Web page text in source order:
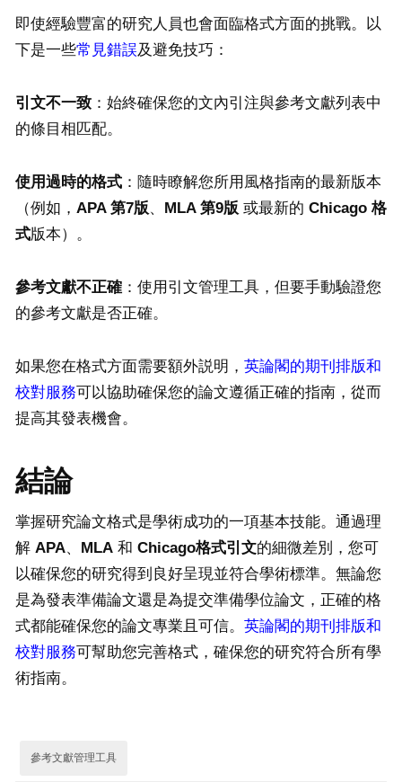
即使經驗豐富的研究人員也會面臨格式方面的挑戰。以
下是一些常見錯誤及避免技巧：
引文不一致 ：始終確保您的文內引注與參考文獻列表中
的條目相匹配。
使用過時的格式 ：隨時瞭解您所用風格指南的最新版本
（例如， APA 第7版、 MLA 第9版 或最新的 Chicago 格
式版本）。
參考文獻不正確 ：使用引文管理工具，但要手動驗證您
的參考文獻是否正確。
如果您在格式方面需要額外説明， 英論閣的期刊排版和
校對服務可以協助確保您的論文遵循正確的指南，從而
提高其發表機會。
結論
掌握研究論文格式是學術成功的一項基本技能。通過理
解 APA、 MLA 和 Chicago格式引文的細微差別，您可
以確保您的研究得到良好呈現並符合學術標準。無論您
是為發表準備論文還是為提交準備學位論文，正確的格
式都能確保您的論文專業且可信。 英論閣的期刊排版和
校對服務可幫助您完善格式，確保您的研究符合所有學
術指南。
參考文獻管理工具